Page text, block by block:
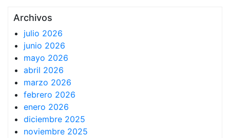
Archivos
julio 2026
junio 2026
mayo 2026
abril 2026
marzo 2026
febrero 2026
enero 2026
diciembre 2025
noviembre 2025